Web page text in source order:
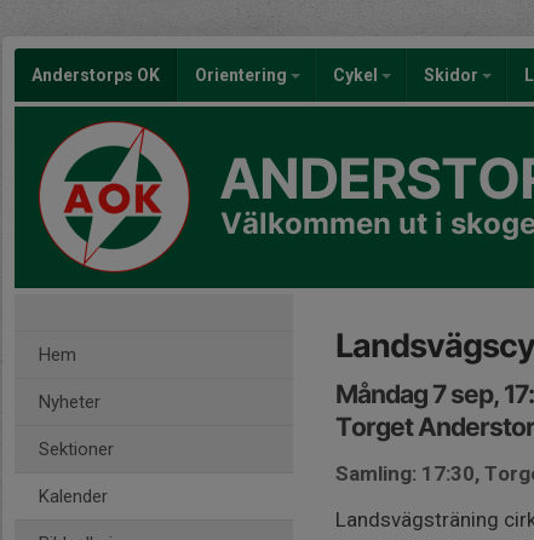
Anderstorps OK Orientering Cykel Skidor
Välkommen ut i
Hem
Nyheter
Sektioner
Kalender
Måndag 7 sep,
Torget
Samling: 17:30,
Landsvägsträning